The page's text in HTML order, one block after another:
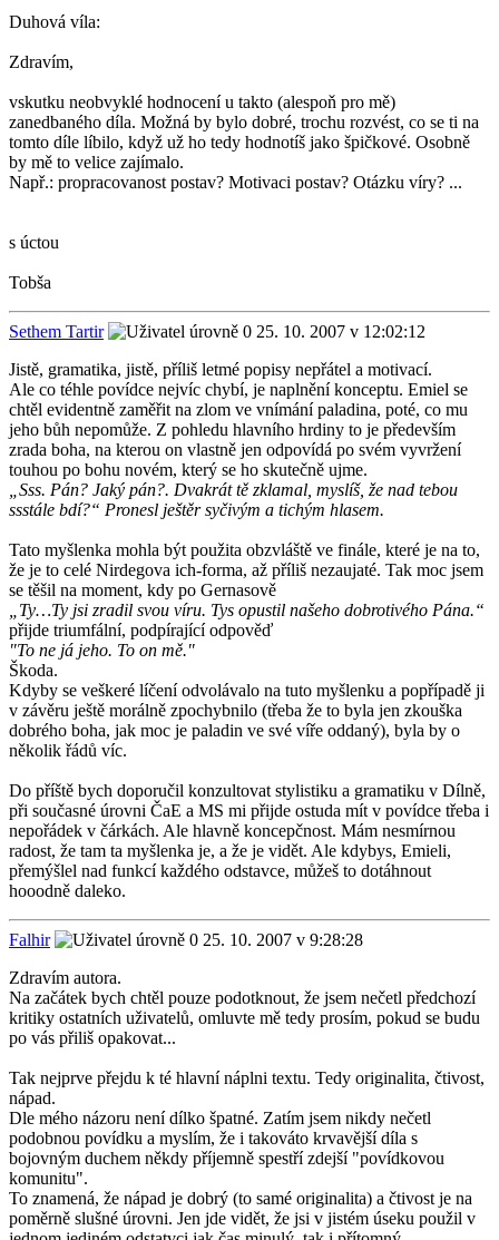
Duhová víla:
Zdravím,
vskutku neobvyklé hodnocení u takto (alespoň pro mě)
zanedbaného díla. Možná by bylo dobré, trochu rozvést, co se ti na
tomto díle líbilo, když už ho tedy hodnotíš jako špičkové. Osobně
by mě to velice zajímalo.
Např.: propracovanost postav? Motivaci postav? Otázku víry? ...
s úctou
Tobša
Sethem Tartir
25. 10. 2007 v 12:02:12
Jistě, gramatika, jistě, příliš letmé popisy nepřátel a motivací.
Ale co téhle povídce nejvíc chybí, je naplnění konceptu. Emiel se
chtěl evidentně zaměřit na zlom ve vnímání paladina, poté, co mu
jeho bůh nepomůže. Z pohledu hlavního hrdiny to je především
zrada boha, na kterou on vlastně jen odpovídá po svém vyvržení
touhou po bohu novém, který se ho skutečně ujme.
„Sss. Pán? Jaký pán?. Dvakrát tě zklamal, myslíš, že nad tebou
ssstále bdí?“ Pronesl ještěr syčivým a tichým hlasem.
Tato myšlenka mohla být použita obzvláště ve finále, které je na to,
že je to celé Nirdegova ich-forma, až příliš nezaujaté. Tak moc jsem
se těšil na moment, kdy po Gernasově
„Ty…Ty jsi zradil svou víru. Tys opustil našeho dobrotivého Pána.“
přijde triumfální, podpírající odpověď
"To ne já jeho. To on mě."
Škoda.
Kdyby se veškeré líčení odvolávalo na tuto myšlenku a popřípadě ji
v závěru ještě morálně zpochybnilo (třeba že to byla jen zkouška
dobrého boha, jak moc je paladin ve své víře oddaný), byla by o
několik řádů víc.
Do příště bych doporučil konzultovat stylistiku a gramatiku v Dílně,
při současné úrovni ČaE a MS mi přijde ostuda mít v povídce třeba i
nepořádek v čárkách. Ale hlavně koncepčnost. Mám nesmírnou
radost, že tam ta myšlenka je, a že je vidět. Ale kdybys, Emieli,
přemýšlel nad funkcí každého odstavce, můžeš to dotáhnout
hooodně daleko.
Falhir
25. 10. 2007 v 9:28:28
Zdravím autora.
Na začátek bych chtěl pouze podotknout, že jsem nečetl předchozí
kritiky ostatních uživatelů, omluvte mě tedy prosím, pokud se budu
po vás přiliš opakovat...
Tak nejprve přejdu k té hlavní náplni textu. Tedy originalita, čtivost,
nápad.
Dle mého názoru není dílko špatné. Zatím jsem nikdy nečetl
podobnou povídku a myslím, že i takováto krvavější díla s
bojovným duchem někdy příjemně spestří zdejší "povídkovou
komunitu".
To znamená, že nápad je dobrý (to samé originalita) a čtivost je na
poměrně slušné úrovni. Jen jde vidět, že jsi v jistém úseku použil v